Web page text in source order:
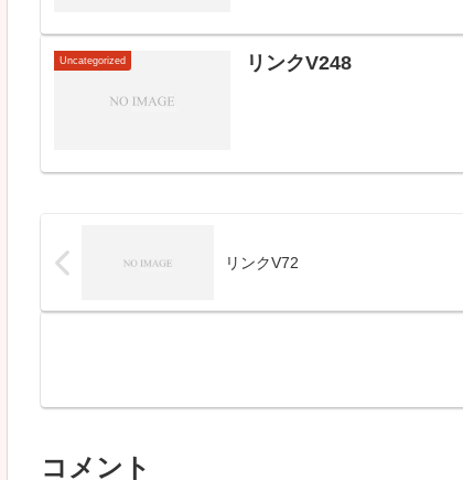
Uncategorized リンクV248
リンクV72
コメント